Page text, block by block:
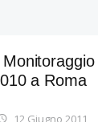
a Roma
12 Giugno 2011